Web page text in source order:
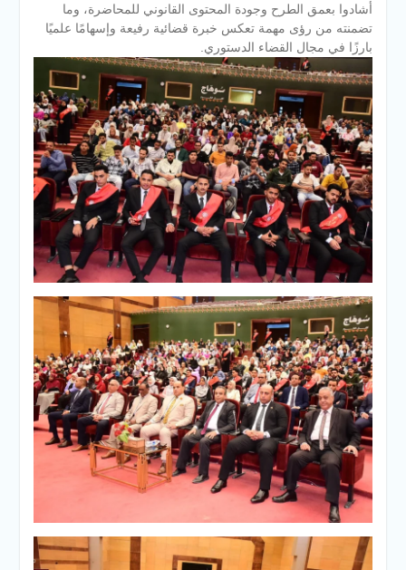
أشادوا بعمق الطرح وجودة المحتوى القانوني للمحاضرة، وما
تضمنته من رؤى مهمة تعكس خبرة قضائية رفيعة وإسهامًا علميًا
بارزًا في مجال القضاء الدستوري.